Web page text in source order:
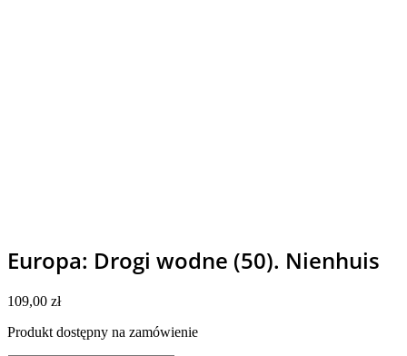
Europa: Drogi wodne (50). Nienhuis
109,00 zł
Produkt dostępny na zamówienie